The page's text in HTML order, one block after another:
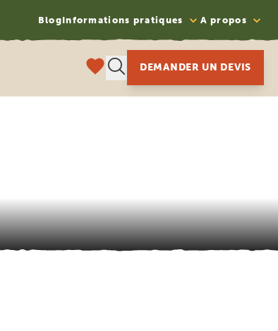
BlogInformations pratiques A propos
DEMANDER UN DEVIS